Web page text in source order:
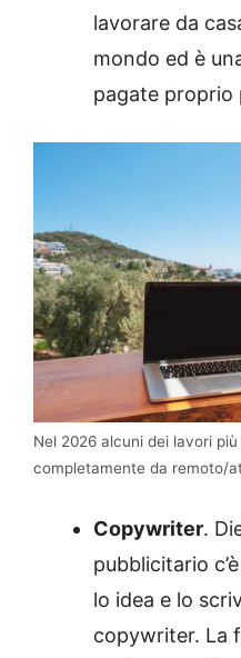
lavorare da
mondo ed è
pagate proprio
Nel 2026 alcuni dei lavori
completamente da remoto/
Copywriter.
pubblicitario
lo idea e lo
copywriter. La